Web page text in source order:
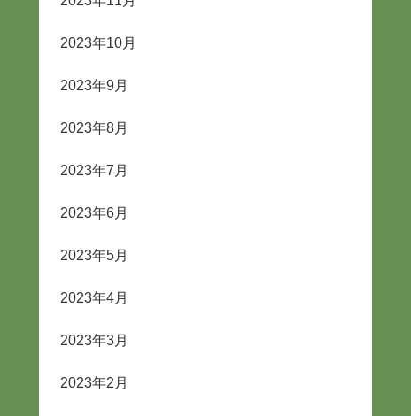
2023年10月
2023年9月
2023年8月
2023年7月
2023年6月
2023年5月
2023年4月
2023年3月
2023年2月